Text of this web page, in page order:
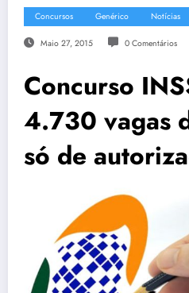
Concursos Genérico Notícias
Maio 27, 2015 0 Comentários
Concurso
4.730 vagas
só de